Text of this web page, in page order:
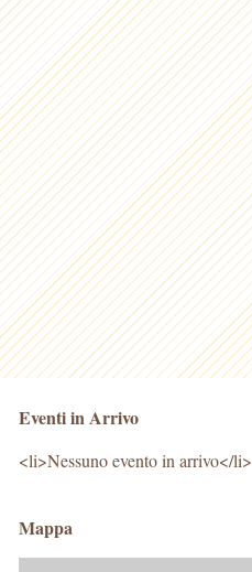
Eventi in Arrivo
<li>Nessuno evento in arrivo</li>
Mappa